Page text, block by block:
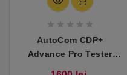
    
AutoCom CDP+
Advance Pro Tester